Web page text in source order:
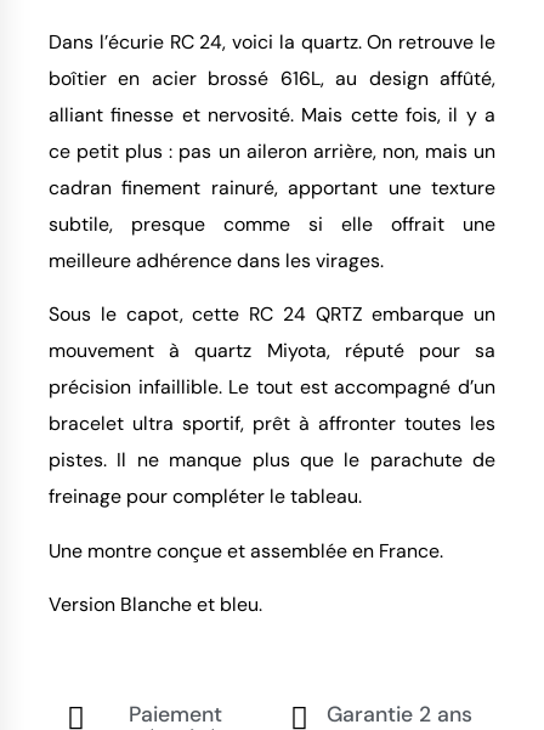
Dans l’écurie RC 24, voici la quartz. On retrouve le
boîtier en acier brossé 616L, au design affûté,
alliant finesse et nervosité. Mais cette fois, il y a
ce petit plus : pas un aileron arrière, non, mais un
cadran finement rainuré, apportant une texture
subtile, presque comme si elle offrait une
meilleure adhérence dans les virages.
Sous le capot, cette RC 24 QRTZ embarque un
mouvement à quartz Miyota, réputé pour sa
précision infaillible. Le tout est accompagné d’un
bracelet ultra sportif, prêt à affronter toutes les
pistes. Il ne manque plus que le parachute de
freinage pour compléter le tableau.
Une montre conçue et assemblée en France.
Version Blanche et bleu.
Paiement
Garantie 2 ans